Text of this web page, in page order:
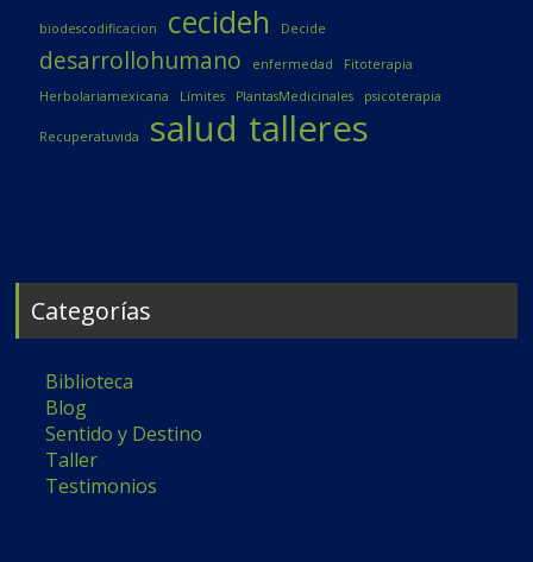
biodescodificacion cecideh Decide
desarrollohumano enfermedad
Fitoterapia
Herbolariamexicana
Límites PlantasMedicinales psicoterapia
Recuperatuvida salud talleres
Categorías
Biblioteca
Blog
Sentido y Destino
Taller
Testimonios